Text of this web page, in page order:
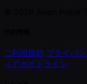
ご利用規約 プライバ
ィアガイドライン